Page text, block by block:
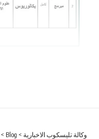
وكالة تليسكوب الاخبارية >
Blog
>